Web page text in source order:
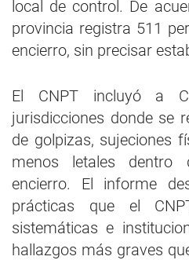
local de control. De
provincia registra 511
encierro, sin precisar
El CNPT incluyó a
jurisdicciones donde se
de golpizas, sujeciones
menos letales
encierro. El informe
prácticas que el
sistemáticas e
hallazgos más graves